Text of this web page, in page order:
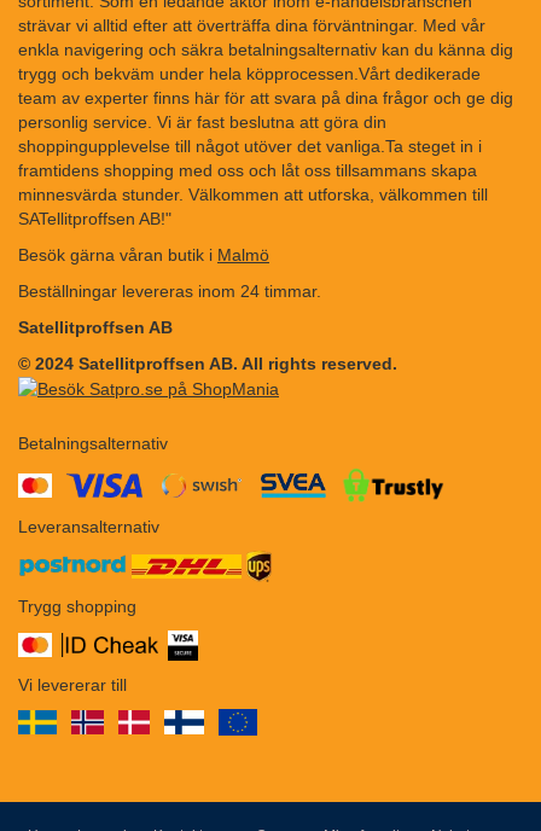
strävar vi alltid efter att överträffa dina förväntningar. Med vår
enkla navigering och säkra betalningsalternativ kan du känna dig
trygg och bekväm under hela köpprocessen.Vårt dedikerade
team av experter finns här för att svara på dina frågor och ge dig
personlig service. Vi är fast beslutna att göra din
shoppingupplevelse till något utöver det vanliga.Ta steget in i
framtidens shopping med oss och låt oss tillsammans skapa
minnesvärda stunder. Välkommen att utforska, välkommen till
SATellitproffsen AB!"
Besök gärna våran butik i Malmö
Beställningar levereras inom 24 timmar.
Satellitproffsen AB
© 2024 Satellitproffsen AB. All rights reserved.
Betalningsalternativ
Leveransalternativ
Trygg shopping
Vi levererar till